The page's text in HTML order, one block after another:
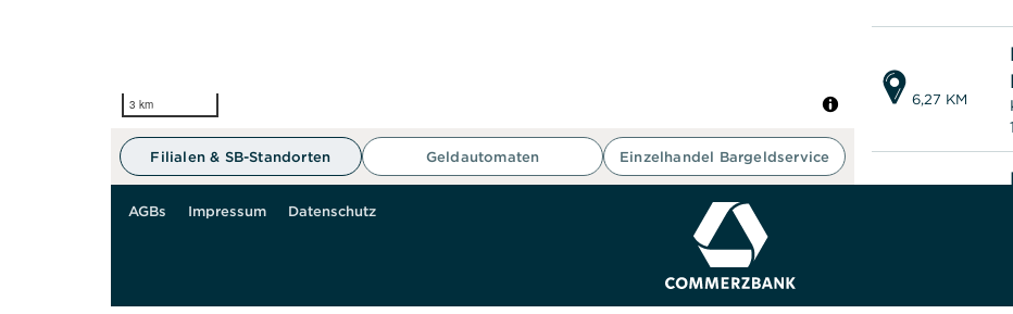
3 km
Filialen & SB-Standorten Geldautomaten Einzelhandel Bargeldservice
6,27 KM
AGBs Impressum Datenschutz